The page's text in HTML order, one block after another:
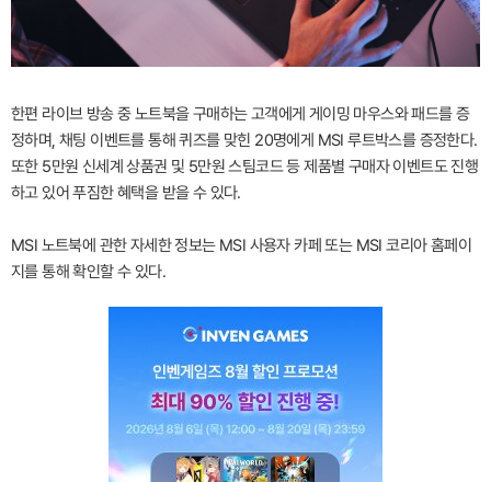
한편 라이브 방송 중 노트북을 구매하는 고객에게 게이밍 마우스와 패드를 증
정하며, 채팅 이벤트를 통해 퀴즈를 맞힌 20명에게 MSI 루트박스를 증정한다.
또한 5만원 신세계 상품권 및 5만원 스팀코드 등 제품별 구매자 이벤트도 진행
하고 있어 푸짐한 혜택을 받을 수 있다.
MSI 노트북에 관한 자세한 정보는 MSI 사용자 카페 또는 MSI 코리아 홈페이
지를 통해 확인할 수 있다.